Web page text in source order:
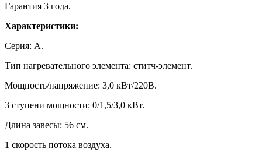
Гарантия 3 года.
Характеристики:
Серия: А.
Тип нагревательного элемента: ститч-элемент.
Мощность/напряжение: 3,0 кВт/220В.
3 ступени мощности: 0/1,5/3,0 кВт.
Длина завесы: 56 см.
1 скорость потока воздуха.